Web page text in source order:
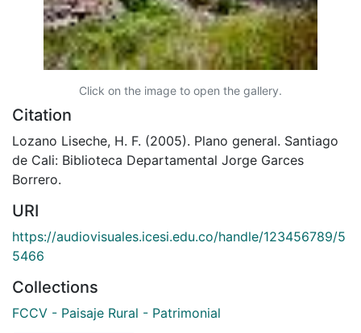
Click on the image to open the gallery.
Citation
Lozano Liseche, H. F. (2005). Plano general. Santiago
de Cali: Biblioteca Departamental Jorge Garces
Borrero.
URI
https://audiovisuales.icesi.edu.co/handle/123456789/5
5466
Collections
FCCV - Paisaje Rural - Patrimonial